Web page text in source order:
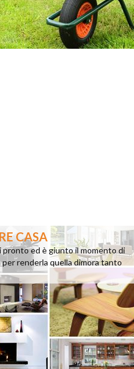
CASA
pronto ed è giunto il momento di
per renderla quella dimora tanto